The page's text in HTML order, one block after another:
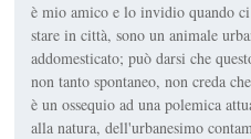
è mio amico e lo invidio quando
stare in città, sono un animale
addomesticato; può darsi che
non tanto spontaneo, non creda
è un ossequio ad una polemica
alla natura, dell'urbanesimo